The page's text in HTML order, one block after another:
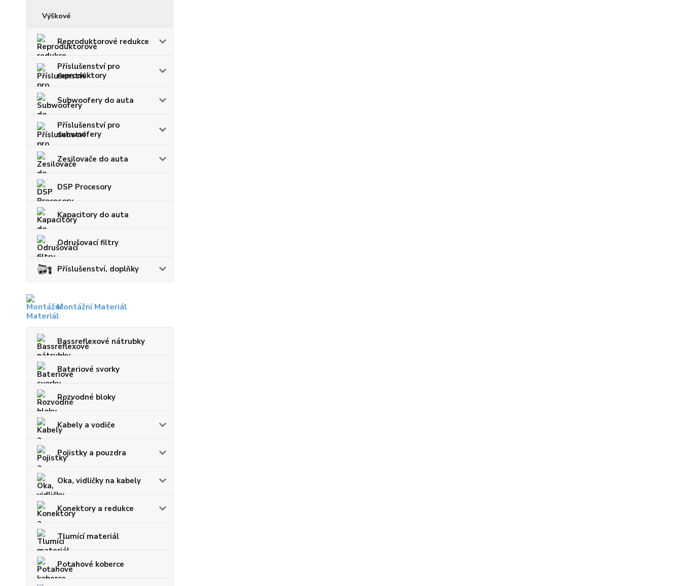
Výškové
Reproduktorové redukce
Příslušenství pro
reproduktory
Subwoofery do auta
Příslušenství pro
subwoofery
Zesilovače do auta
DSP Procesory
Kapacitory do auta
Odrušovací filtry
Příslušenství, doplňky
Montážní Materiál
Bassreflexové nátrubky
Bateriové svorky
Rozvodné bloky
Kabely a vodiče
Pojistky a pouzdra
Oka, vidličky na kabely
Konektory a redukce
Tlumící materiál
Potahové koberce